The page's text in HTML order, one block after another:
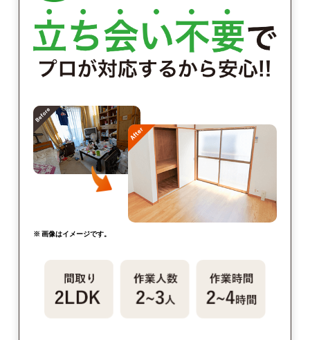
※ 画像はイメージです。